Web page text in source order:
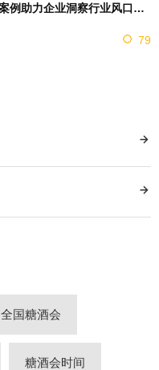
分享前沿技术应用案例助力企业洞察行业风口，2026南京秋糖9号馆赋能创新
79
全国糖酒会
糖酒会时间